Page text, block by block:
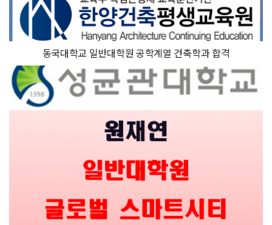
동국대학교 일반대학원 공학계열 건축학과 합격